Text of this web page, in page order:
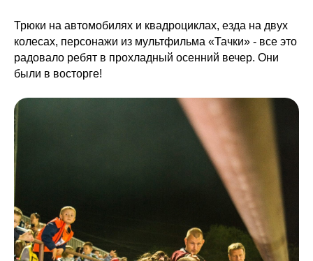
Трюки на автомобилях и квадроциклах, езда на двух
колесах, персонажи из мультфильма «Тачки» - все это
радовало ребят в прохладный осенний вечер. Они
были в восторге!